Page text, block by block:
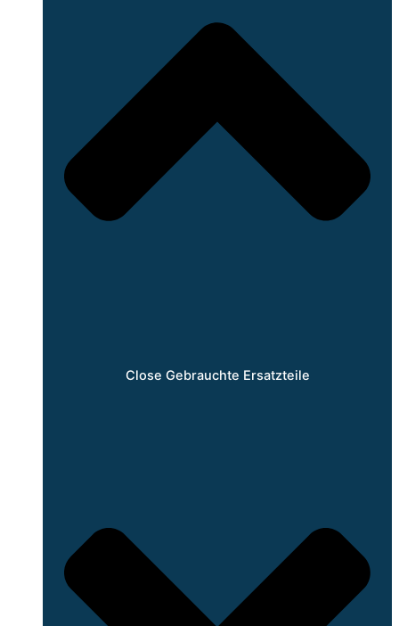
Close Gebrauchte Ersatzteile